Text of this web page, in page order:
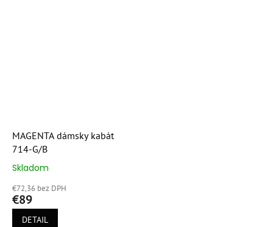
MAGENTA dámsky kabát
714-G/B
Priemerné
produktu
je
4,9
Skladom
€72,36 bez DPH
€89
DETAIL